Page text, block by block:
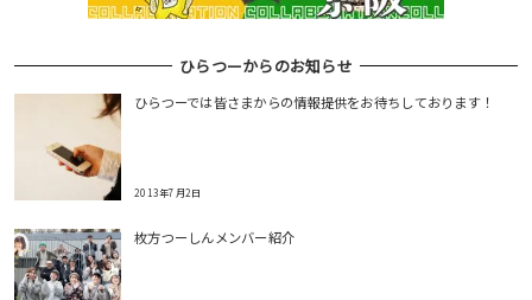
ひらつーからのお知らせ
ひらつーでは皆さまからの情報提供をお待ちしております！
2013年7月2日
枚方つーしんメンバー紹介